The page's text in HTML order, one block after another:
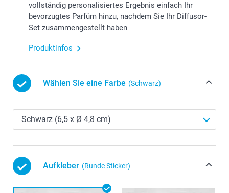
vollständig personalisiertes Ergebnis einfach Ihr
bevorzugtes Parfüm hinzu, nachdem Sie Ihr Diffusor-
Set zusammengestellt haben
Produktinfos
Wählen Sie eine Farbe (Schwarz)
Aufkleber (Runde Sticker)